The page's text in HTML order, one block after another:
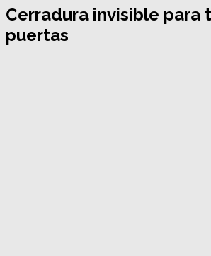
Cerradura invisible para
puertas